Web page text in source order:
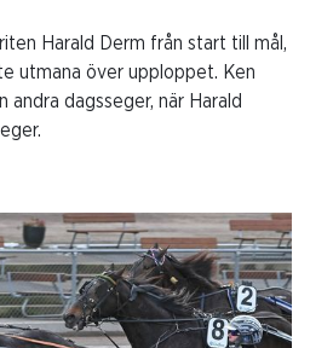
Harald Derm från start till mål,
utmana över upploppet. Ken
andra dagsseger, när Harald